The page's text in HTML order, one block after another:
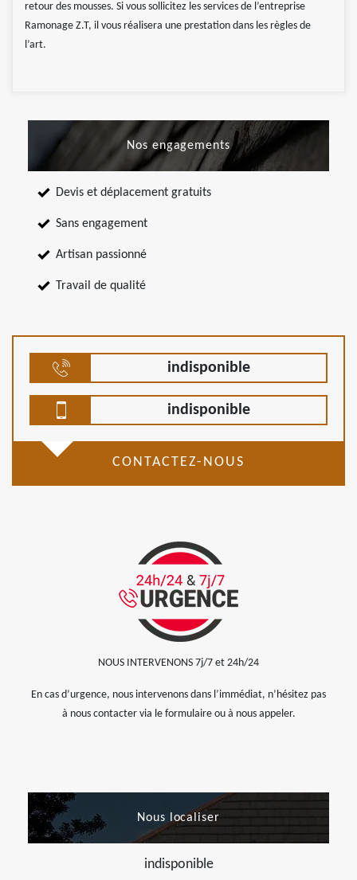
retour des mousses. Si vous sollicitez les services de l’entreprise
Ramonage Z.T, il vous réalisera une prestation dans les règles de
l’art.
Nos engagements
Devis et déplacement gratuits
Sans engagement
Artisan passionné
Travail de qualité
indisponible
indisponible
CONTACTEZ-NOUS
NOUS INTERVENONS 7j/7 et 24h/24
En cas d’urgence, nous intervenons dans l’immédiat, n’hésitez pas
à nous contacter via le formulaire ou à nous appeler.
Nous localiser
indisponible